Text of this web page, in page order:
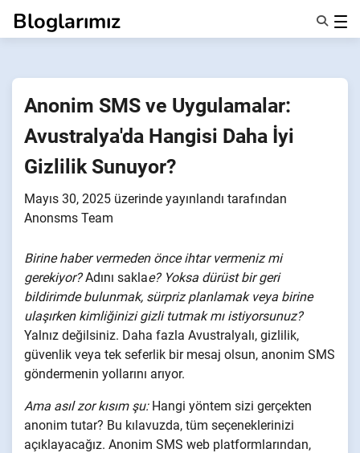
geçBloglarımız
Hakkımızda
Anonim SMS ve Uygulamalar:
Avustralya'da Hangisi Daha İyi
Gizlilik Sunuyor?
Mayıs 30, 2025 üzerinde yayınlandı tarafından
Anonsms Team
Birine haber vermeden önce ihtar vermeniz mi
gerekiyor?Adını saklae? Yoksa dürüst bir geri
bildirimde bulunmak, sürpriz planlamak veya birine
ulaşırken kimliğinizi gizli tutmak mı istiyorsunuz?
Yalnız değilsiniz. Daha fazla Avustralyalı, gizlilik,
güvenlik veya tek seferlik bir mesaj olsun, anonim SMS
göndermenin yollarını arıyor.
Ama asıl zor kısım şu: Hangi yöntem sizi gerçekten
anonim tutar? Bu kılavuzda, tüm seçeneklerinizi
açıklayacağız. Anonim SMS web platformlarından,